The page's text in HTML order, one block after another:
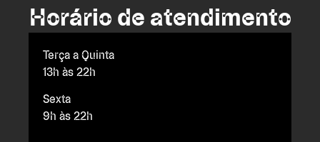
Horário de atendimento
Terça a Quinta
13h às 22h
Sexta
9h às 22h